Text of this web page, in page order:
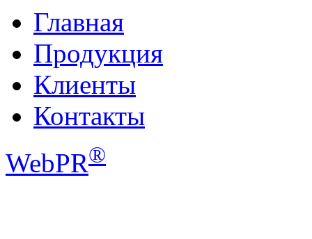
Главная
Продукция
Клиенты
Контакты
WebPR®